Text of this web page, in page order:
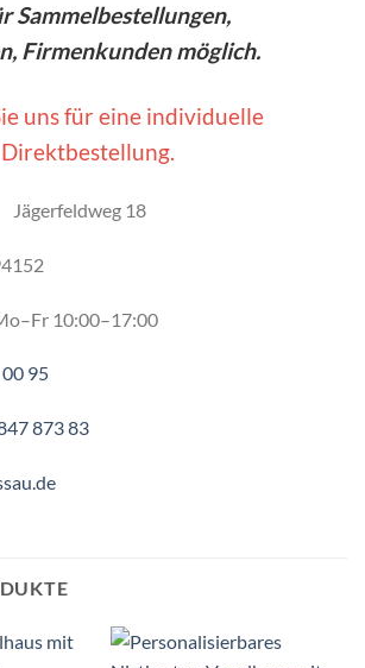
Sammelbestellungen,
Firmenkunden möglich.
uns für eine individuelle
Jägerfeldweg 18
10:00–17:00
95
873 83